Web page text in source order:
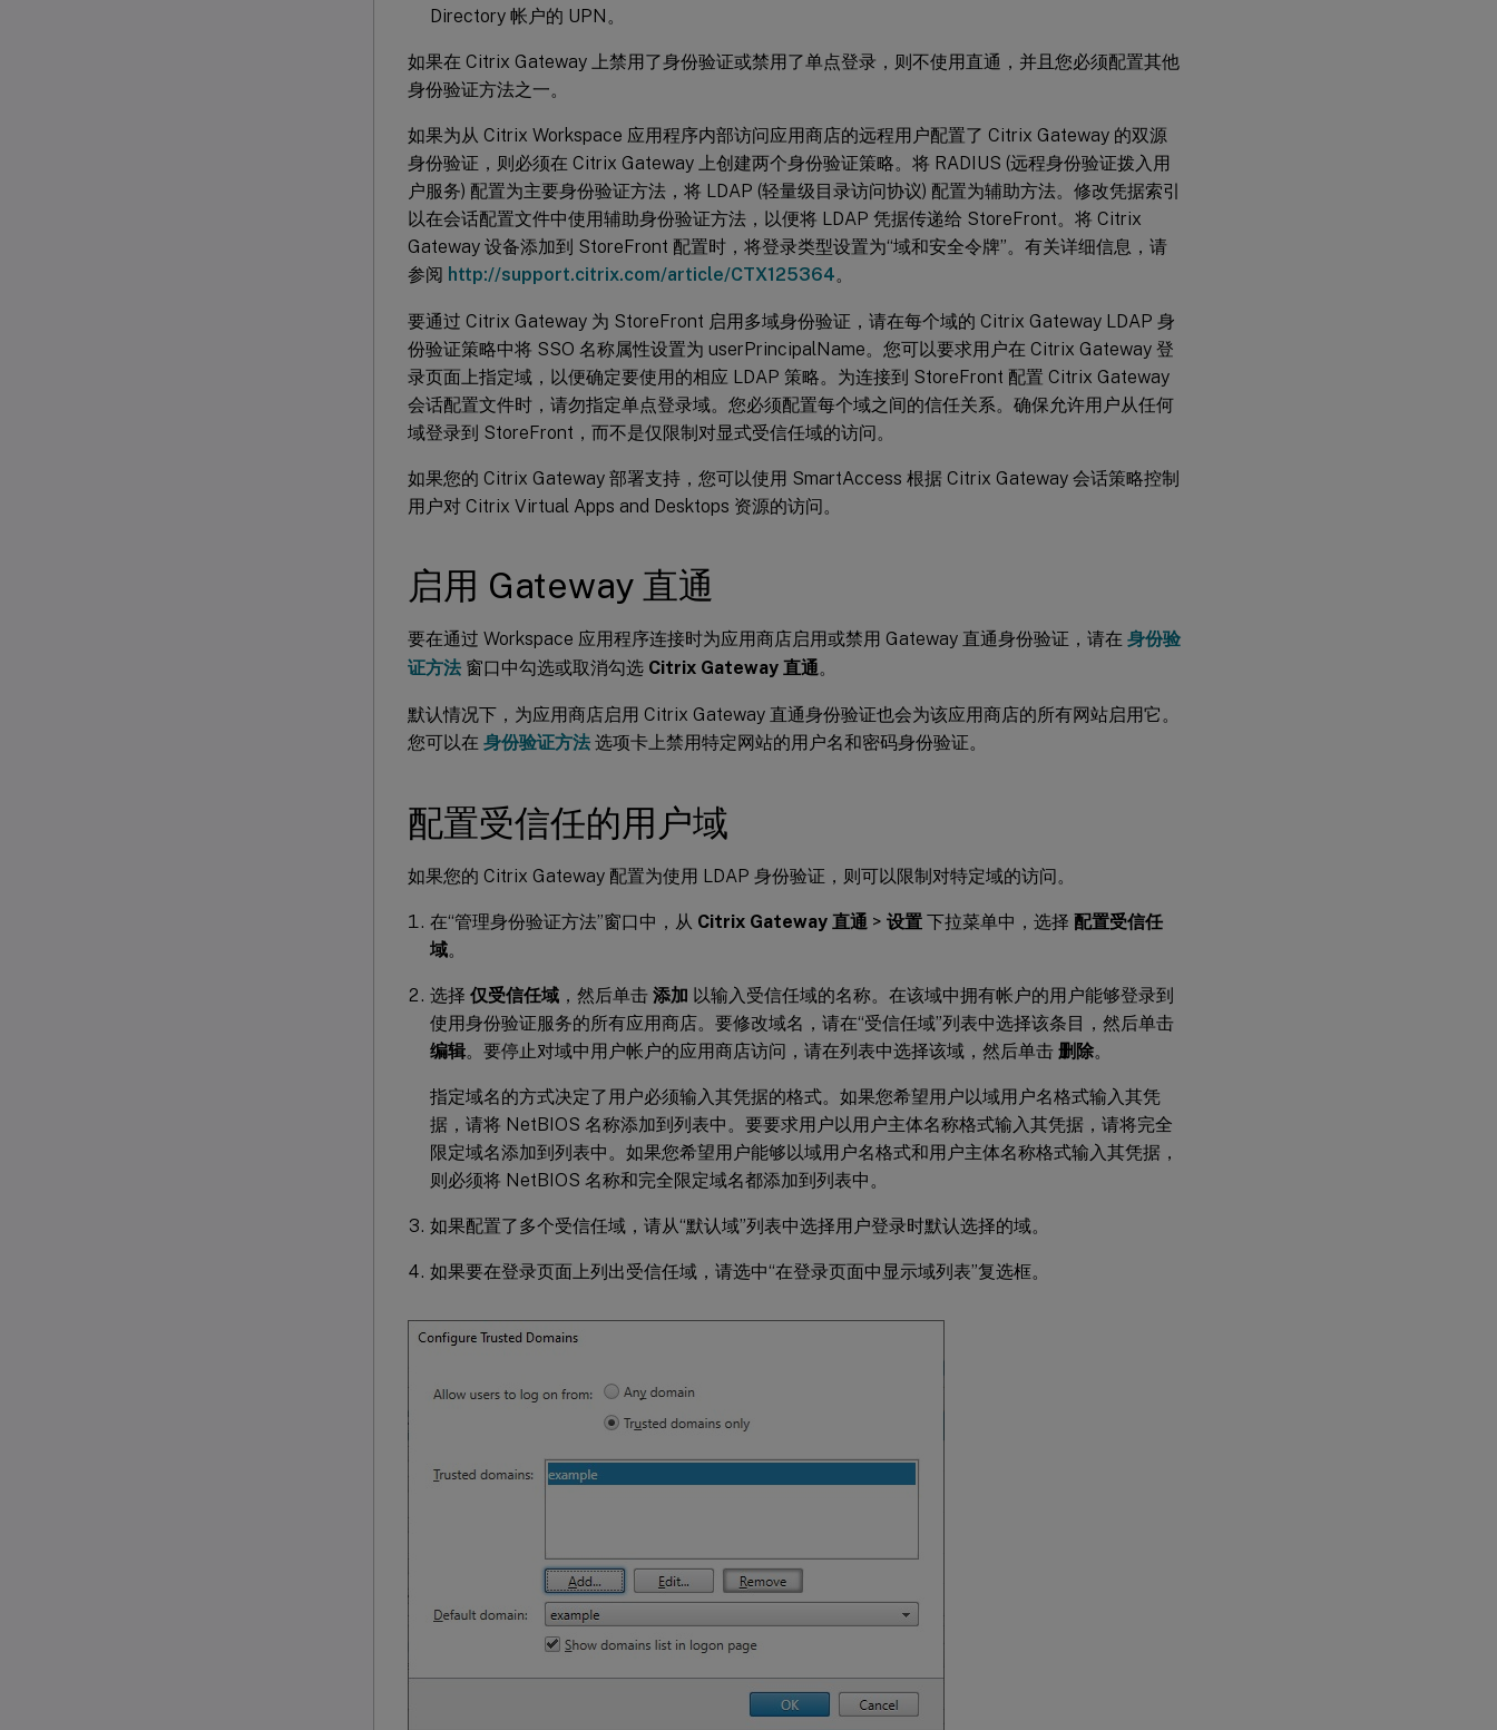
Directory 帐户的 UPN。
如果在 Citrix Gateway 上禁用了身份验证或禁用了单点登录，则不使用直通，并且您必须配置其他
身份验证方法之一。
如果为从 Citrix Workspace 应用程序内部访问应用商店的远程用户配置了 Citrix Gateway 的双源
身份验证，则必须在 Citrix Gateway 上创建两个身份验证策略。将 RADIUS (远程身份验证拨入用
户服务) 配置为主要身份验证方法，将 LDAP (轻量级目录访问协议) 配置为辅助方法。修改凭据索引
以在会话配置文件中使用辅助身份验证方法，以便将 LDAP 凭据传递给 StoreFront。将 Citrix
Gateway 设备添加到 StoreFront 配置时，将登录类型设置为“域和安全令牌”。有关详细信息，请
参阅 http://support.citrix.com/article/CTX125364。
要通过 Citrix Gateway 为 StoreFront 启用多域身份验证，请在每个域的 Citrix Gateway LDAP 身
份验证策略中将 SSO 名称属性设置为 userPrincipalName。您可以要求用户在 Citrix Gateway 登
录页面上指定域，以便确定要使用的相应 LDAP 策略。为连接到 StoreFront 配置 Citrix Gateway
会话配置文件时，请勿指定单点登录域。您必须配置每个域之间的信任关系。确保允许用户从任何
域登录到 StoreFront，而不是仅限制对显式受信任域的访问。
如果您的 Citrix Gateway 部署支持，您可以使用 SmartAccess 根据 Citrix Gateway 会话策略控制
用户对 Citrix Virtual Apps and Desktops 资源的访问。
启用 Gateway 直通
要在通过 Workspace 应用程序连接时为应用商店启用或禁用 Gateway 直通身份验证，请在 身份验
证方法 窗口中勾选或取消勾选 Citrix Gateway 直通。
默认情况下，为应用商店启用 Citrix Gateway 直通身份验证也会为该应用商店的所有网站启用它。
您可以在 身份验证方法 选项卡上禁用特定网站的用户名和密码身份验证。
配置受信任的用户域
如果您的 Citrix Gateway 配置为使用 LDAP 身份验证，则可以限制对特定域的访问。
在“管理身份验证方法”窗口中，从 Citrix Gateway 直通 > 设置 下拉菜单中，选择 配置受信任
域。
选择 仅受信任域 ，然后单击 添加 以输入受信任域的名称。在该域中拥有帐户的用户能够登录到
使用身份验证服务的所有应用商店。要修改域名，请在“受信任域”列表中选择该条目，然后单击
编辑。要停止对域中用户帐户的应用商店访问，请在列表中选择该域，然后单击 删除。
指定域名的方式决定了用户必须输入其凭据的格式。如果您希望用户以域用户名格式输入其凭
据，请将 NetBIOS 名称添加到列表中。要要求用户以用户主体名称格式输入其凭据，请将完全
限定域名添加到列表中。如果您希望用户能够以域用户名格式和用户主体名称格式输入其凭据，
则必须将 NetBIOS 名称和完全限定域名都添加到列表中。
如果配置了多个受信任域，请从“默认域”列表中选择用户登录时默认选择的域。
如果要在登录页面上列出受信任域，请选中“在登录页面中显示域列表”复选框。